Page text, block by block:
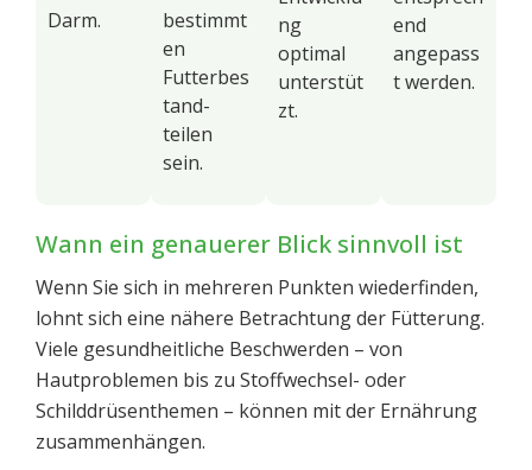
Darm.
bestimmt
en
Futterbes
tand-
teilen
sein.
ng
optimal
unterstüt
zt.
end
angepass
t werden.
Wann ein genauerer Blick sinnvoll ist
Wenn Sie sich in mehreren Punkten wiederfinden,
lohnt sich eine nähere Betrachtung der Fütterung.
Viele gesundheitliche Beschwerden – von
Hautproblemen bis zu Stoffwechsel- oder
Schilddrüsenthemen – können mit der Ernährung
zusammenhängen.